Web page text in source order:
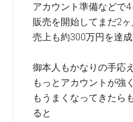
アカウント準備などで4
販売を開始してまだ2ヶ
売上も約300万円を達成
御本人もかなりの手応
もっとアカウントが強
もうまくなってきたら
ると